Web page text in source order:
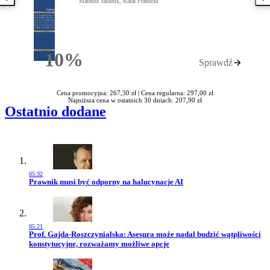
10%Rabatu Sprawdź
Cena promocyjna: 267,30 zł | Cena regularna: 297,00 zł
Najniższa cena w ostatnich 30 dniach: 207,90 zł
Ostatnio dodane
05:32
Przejdź do artykułu:
Prawnik musi być odporny na halucynacje AI
05:21
Przejdź do artykułu:
Prof. Gajda-Roszczynialska: Asesura może nadal budzić wątpliwości
konstytucyjne, rozważamy możliwe opcje